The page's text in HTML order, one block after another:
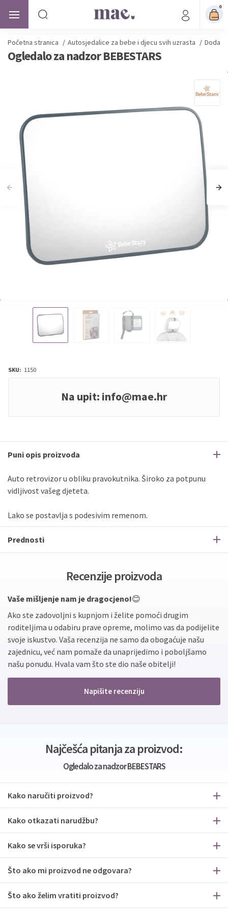
0
Početna stranica / Autosjedalice za bebe i djecu svih uzrasta /
Ogledalo za nadzor BEBESTARS
SKU: 1150
Na upit: info@mae.hr
Puni opis proizvoda
Auto retrovizor u obliku pravokutnika. Široko za potpunu
vidljivost vašeg djeteta.
Lako se postavlja s podesivim remenom.
Prednosti
Recenzije proizvoda
Vaše mišljenje nam je dragocjeno!😊
Ako ste zadovoljni s kupnjom i želite pomoći drugim
roditeljima u odabiru prave opreme, molimo vas da podijelite
svoje iskustvo. Vaša recenzija ne samo da obogaćuje našu
zajednicu, već nam pomaže da unaprijedimo i poboljšamo
našu ponudu. Hvala vam što ste dio naše obitelji!
Napišite recenziju
Najčešća pitanja za proizvod:
Ogledalo za nadzor BEBESTARS
Kako naručiti proizvod?
Kako otkazati narudžbu?
Kako se vrši isporuka?
Što ako mi proizvod ne odgovara?
Što ako želim vratiti proizvod?